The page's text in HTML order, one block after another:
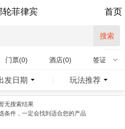
轮菲律宾 首页
搜索
门票(0) 酒店(0) 签证(0)
发日期 玩法推荐
无搜索结果
条件，一定会找到适合您的产品